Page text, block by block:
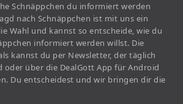
Schnäppchen du informiert werden
nach Schnäppchen ist mit uns ein
Wahl und kannst so entscheide, wie du
informiert werden willst. Die
kannst du per Newsletter, der täglich
oder über die DealGott App für Android
Du entscheidest und wir bringen dir die